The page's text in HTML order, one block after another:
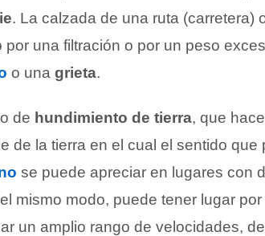
. La calzada de una ruta (carretera)
una filtración o por un peso
o una grieta.
de hundimiento de tierra, que
de la tierra en el cual el sentido que
se puede apreciar en lugares con
mismo modo, puede tener lugar
un amplio rango de velocidades,